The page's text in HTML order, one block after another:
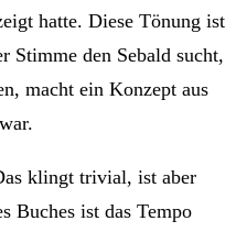
hatte. Diese Tönung ist
Stimme den Sebald sucht,
macht ein Konzept aus
klingt trivial, ist aber
Buches ist das Tempo